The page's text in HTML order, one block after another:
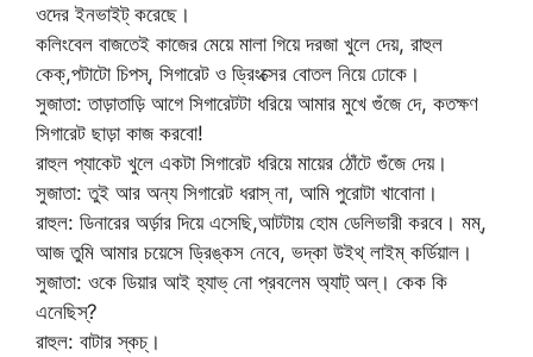
ওদের ইনভাইট্ করেছে।
কলিংবেল বাজতেই কাজের মেয়ে মালা গিয়ে দরজা খুলে দেয়, রাহুল
কেক্,পটাটো চিপস্, সিগারেট ও ড্রিংক্সের বোতল নিয়ে ঢোকে।
সুজাতা: তাড়াতাড়ি আগে সিগারেটটা ধরিয়ে আমার মুখে গুঁজে দে, কতক্ষণ
সিগারেট ছাড়া কাজ করবো!
রাহুল প্যাকেট খুলে একটা সিগারেট ধরিয়ে মায়ের ঠোঁটে গুঁজে দেয়।
সুজাতা: তুই আর অন্য সিগারেট ধরাস্ না, আমি পুরোটা খাবোনা।
রাহুল: ডিনারের অর্ড়ার দিয়ে এসেছি,আটটায় হোম ডেলিভারী করবে। মম্,
আজ তুমি আমার চয়েসে ড্রিঙ্কস নেবে, ভদ্কা উইথ্ লাইম্ কর্ডিয়াল।
সুজাতা: ওকে ডিয়ার আই হ্যাভ্ নো প্রবলেম অ্যাট্ অল্। কেক কি
এনেছিস্?
রাহুল: বাটার স্কচ্।